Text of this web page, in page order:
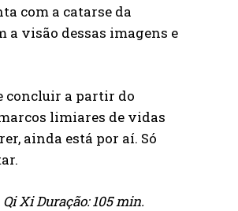
com a catarse da
a visão dessas imagens e
concluir a partir do
limiares de vidas
ainda está por aí. Só
Xi Duração: 105 min.